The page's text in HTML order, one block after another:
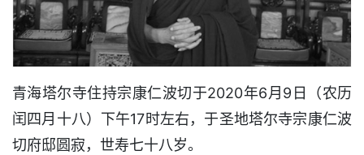
青海塔尔寺住持宗康仁波切于2020年6月9日（农历
闰四月十八）下午17时左右，于圣地塔尔寺宗康仁波
切府邸圆寂，世寿七十八岁。